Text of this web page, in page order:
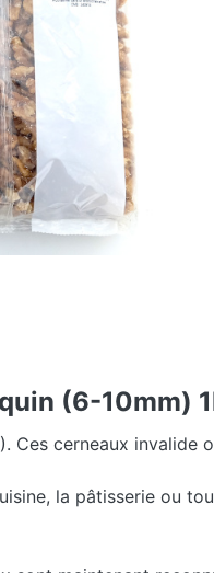
(6-10mm)
Ces cerneaux
la pâtisserie ou